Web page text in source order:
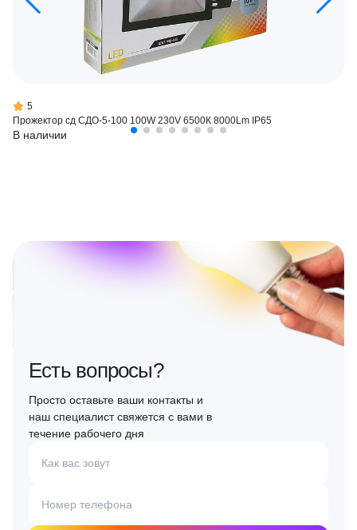
5
Прожектор сд СДО-5-100 100W 230V 6500К 8000Lm IP65
В наличии
Есть вопросы?
Просто оставьте ваши контакты и
наш специалист свяжется с вами в
течение рабочего дня
Как вас зовут
Номер телефона